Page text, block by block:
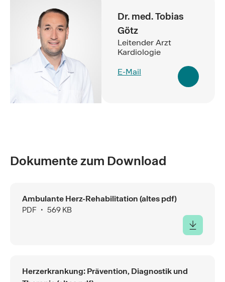
Dr. med. Tobias
Götz
Leitender Arzt
Kardiologie
E-Mail
Dokumente zum Download
Ambulante Herz-Rehabilitation (altes pdf)
PDF ∙ 569 KB
Herzerkrankung: Prävention, Diagnostik und